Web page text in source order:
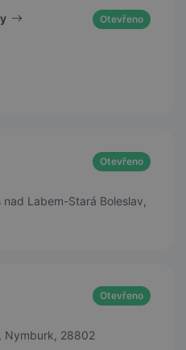
Otevřeno
Otevřeno
Labem-Stará Boleslav,
Otevřeno
Nymburk, 28802